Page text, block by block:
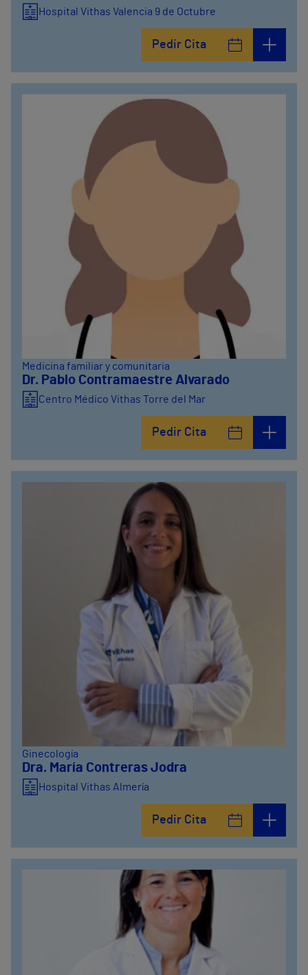
Hospital Vithas Valencia 9 de Octubre
Pedir Cita
Medicina familiar y comunitaria
Dr. Pablo Contramaestre Alvarado
Centro Médico Vithas Torre del Mar
Pedir Cita
Ginecología
Dra. María Contreras Jodra
Hospital Vithas Almería
Pedir Cita